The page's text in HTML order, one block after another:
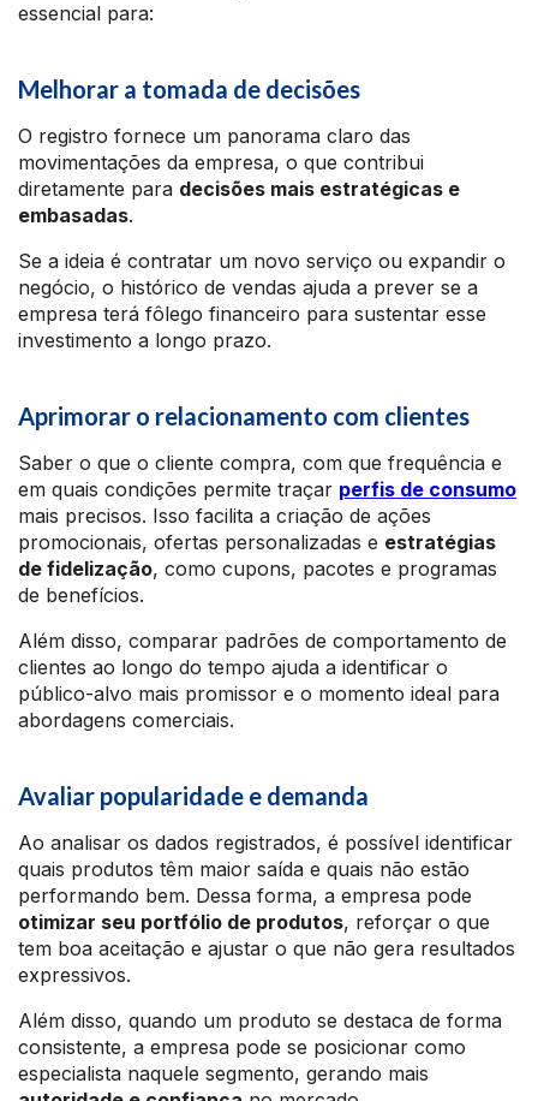
essencial para:
Melhorar a tomada de decisões
O registro fornece um panorama claro das
movimentações da empresa, o que contribui
diretamente para decisões mais estratégicas e
embasadas.
Se a ideia é contratar um novo serviço ou expandir o
negócio, o histórico de vendas ajuda a prever se a
empresa terá fôlego financeiro para sustentar esse
investimento a longo prazo.
Aprimorar o relacionamento com clientes
Saber o que o cliente compra, com que frequência e
em quais condições permite traçar perfis de consumo
mais precisos. Isso facilita a criação de ações
promocionais, ofertas personalizadas e estratégias
de fidelização, como cupons, pacotes e programas
de benefícios.
Além disso, comparar padrões de comportamento de
clientes ao longo do tempo ajuda a identificar o
público-alvo mais promissor e o momento ideal para
abordagens comerciais.
Avaliar popularidade e demanda
Ao analisar os dados registrados, é possível identificar
quais produtos têm maior saída e quais não estão
performando bem. Dessa forma, a empresa pode
otimizar seu portfólio de produtos, reforçar o que
tem boa aceitação e ajustar o que não gera resultados
expressivos.
Além disso, quando um produto se destaca de forma
consistente, a empresa pode se posicionar como
especialista naquele segmento, gerando mais